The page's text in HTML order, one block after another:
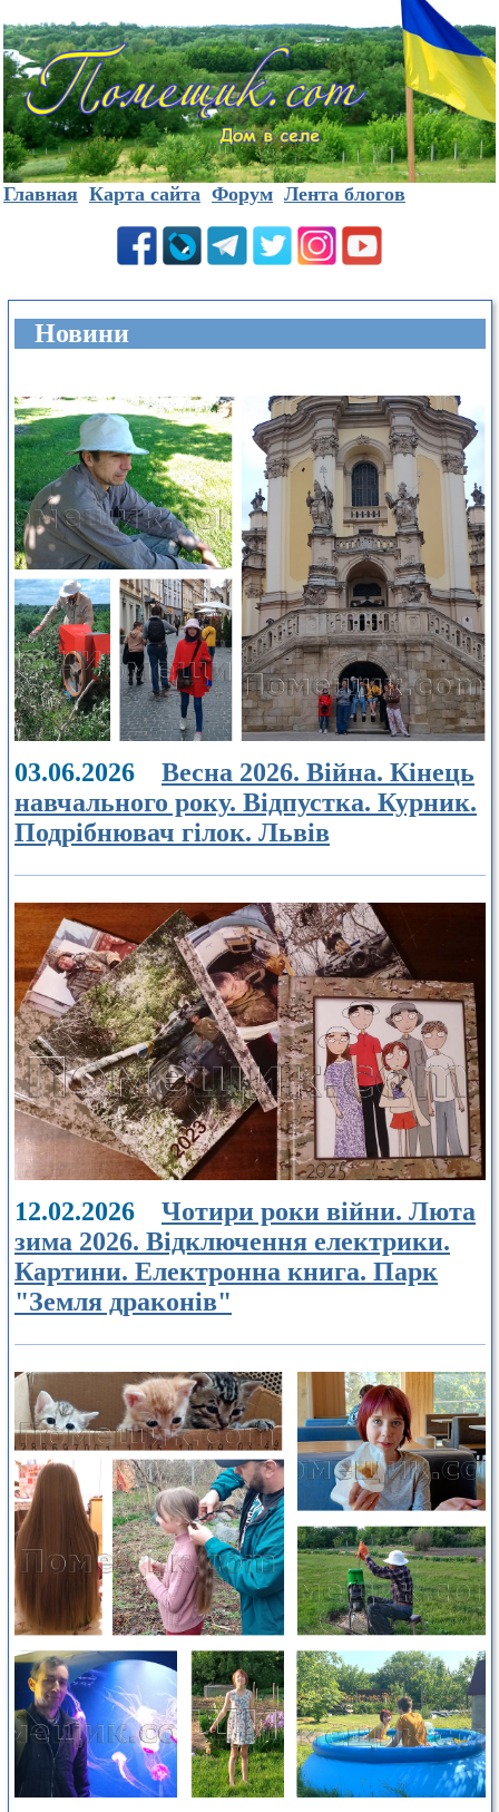
Главная Карта сайта Форум Лента блогов
Новини
03.06.2026 Весна 2026. Війна. Кінець
навчального року. Відпустка. Курник.
Подрібнювач гілок. Львів
12.02.2026 Чотири роки війни. Люта
зима 2026. Відключення електрики.
Картини. Електронна книга. Парк
"Земля драконів"